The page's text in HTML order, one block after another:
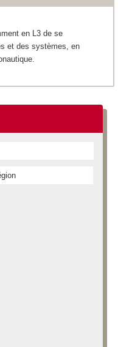
en L3 de se
et des systèmes, en